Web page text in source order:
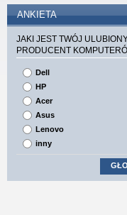
ANKIETA
JAKI JEST TWÓJ
PRODUCENT
Dell
HP
Acer
Asus
Lenovo
inny